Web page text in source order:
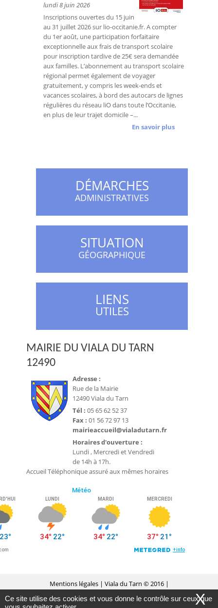
lundi 8 juin 2026
Inscriptions ouvertes du 15 juin
au 31 juillet 2026 sur lio-occitanie.fr. A compter
du 1er août, une participation forfaitaire
exceptionnelle aux frais de transport scolaire
pour inscription tardive de 25€ sera demandée
aux familles. L’abonnement au transport scolaire
régional permet également de voyager
gratuitement, y compris les week-ends et
vacances scolaires, à bord des autocars de lignes
régulières du réseau liO dans toute l’Occitanie,
en plus de leur trajet domicile –...
En savoir plus
DÉMARCHES
ADMINISTRATIVES
SITUATION
GÉOGRAPHIQUE
LIENS
UTILES
MAIRIE DU VIALA DU TARN
12490
Adresse :
Rue de la Mairie
12490 Viala du Tarn
Tél : 05 65 62 52 37
Fax : 01 56 72 97 13
mairieaccueil@vialadutarn.fr
Horaires d'ouverture :
Lundi , Mercredi et Vendredi
de 14h à 17h.
Accueil Téléphonique assuré aux mêmes horaires
Mentions légales | Viala du Tarn © 2016 |
Conception Citopia- Solution de site internet pour X
Ce site utilise des cookies et vous donne le contrôle sur ceux que